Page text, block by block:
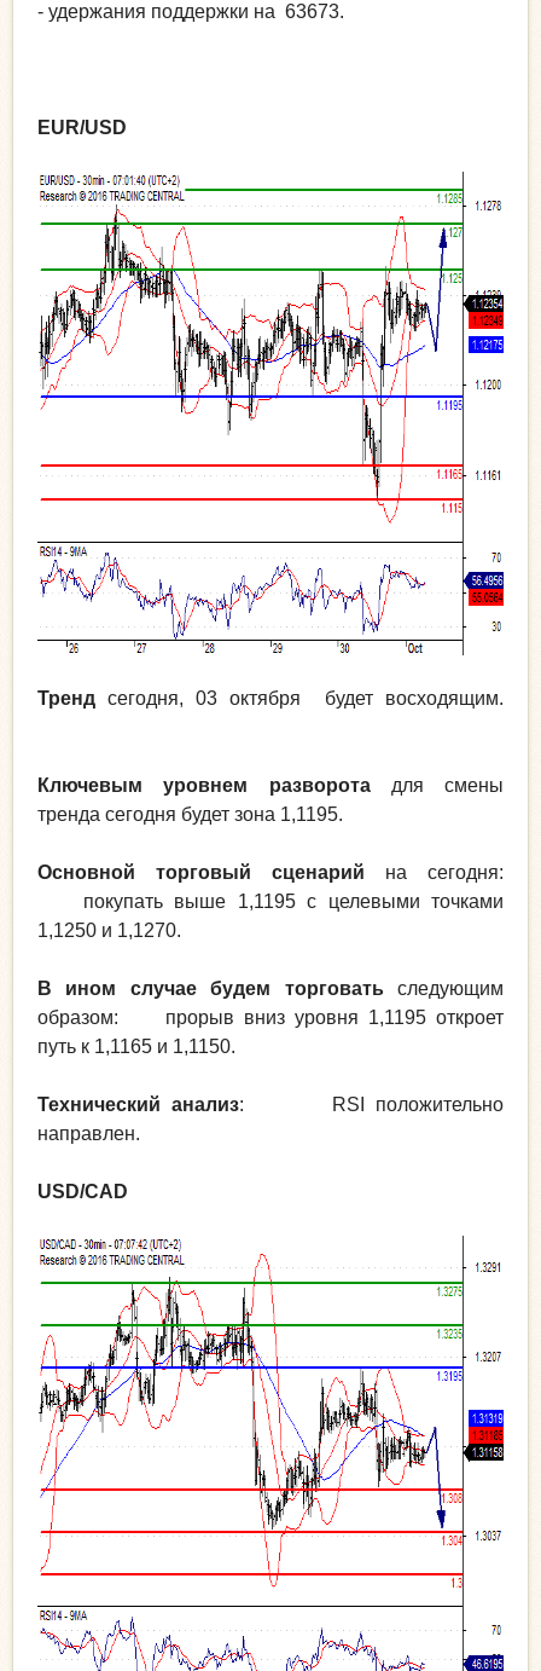
- удержания поддержки на 63673.
EUR/USD
Тренд сегодня, 03 октября будет восходящим.
Ключевым уровнем разворотадля смены
тренда сегодня будет зона 1,1195.
Основной торговый сценарий на сегодня:
покупать выше 1,1195 с целевыми точками
1,1250 и 1,1270.
В ином случае будем торговать следующим
образом: прорыв вниз уровня 1,1195 откроет
путь к 1,1165 и 1,1150.
Технический анализ: RSI положительно
направлен.
USD/CAD